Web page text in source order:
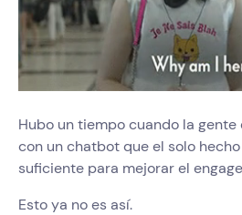
Hubo un tiempo cuando la
con un chatbot que el solo
suficiente para mejorar el
Esto ya no es así.